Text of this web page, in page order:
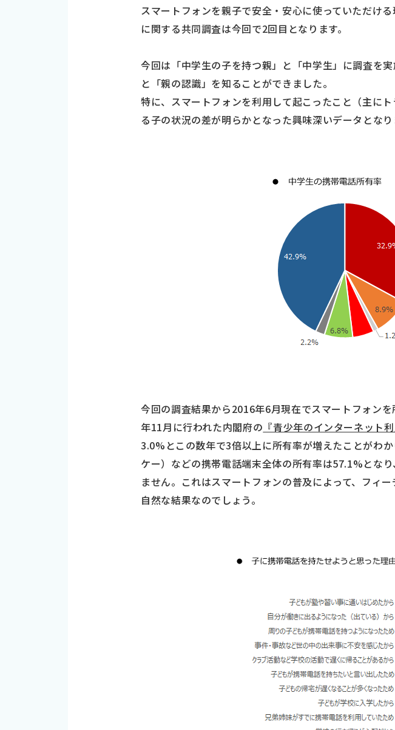
スマートフォンを親子で安全・安心に使っていただけ
に関する共同調査は今回で2回目となります。
今回は「中学生の子を持つ親」と「中学生」に調査を
と「親の認識」を知ることができました。
特に、スマートフォンを利用して起こったこと（主に
る子の状況の差が明らかとなった興味深いデータとなり
今回の調査結果から2016年6月現在でスマートフォン
年11月に行われた内閣府の 『青少年のインターネット
3.0%とこの数年で3倍以上に所有率が増えたことがわ
ケー）などの携帯電話端末全体の所有率は57.1%とな
ません。これはスマートフォンの普及によって、フィ
自然な結果なのでしょう。